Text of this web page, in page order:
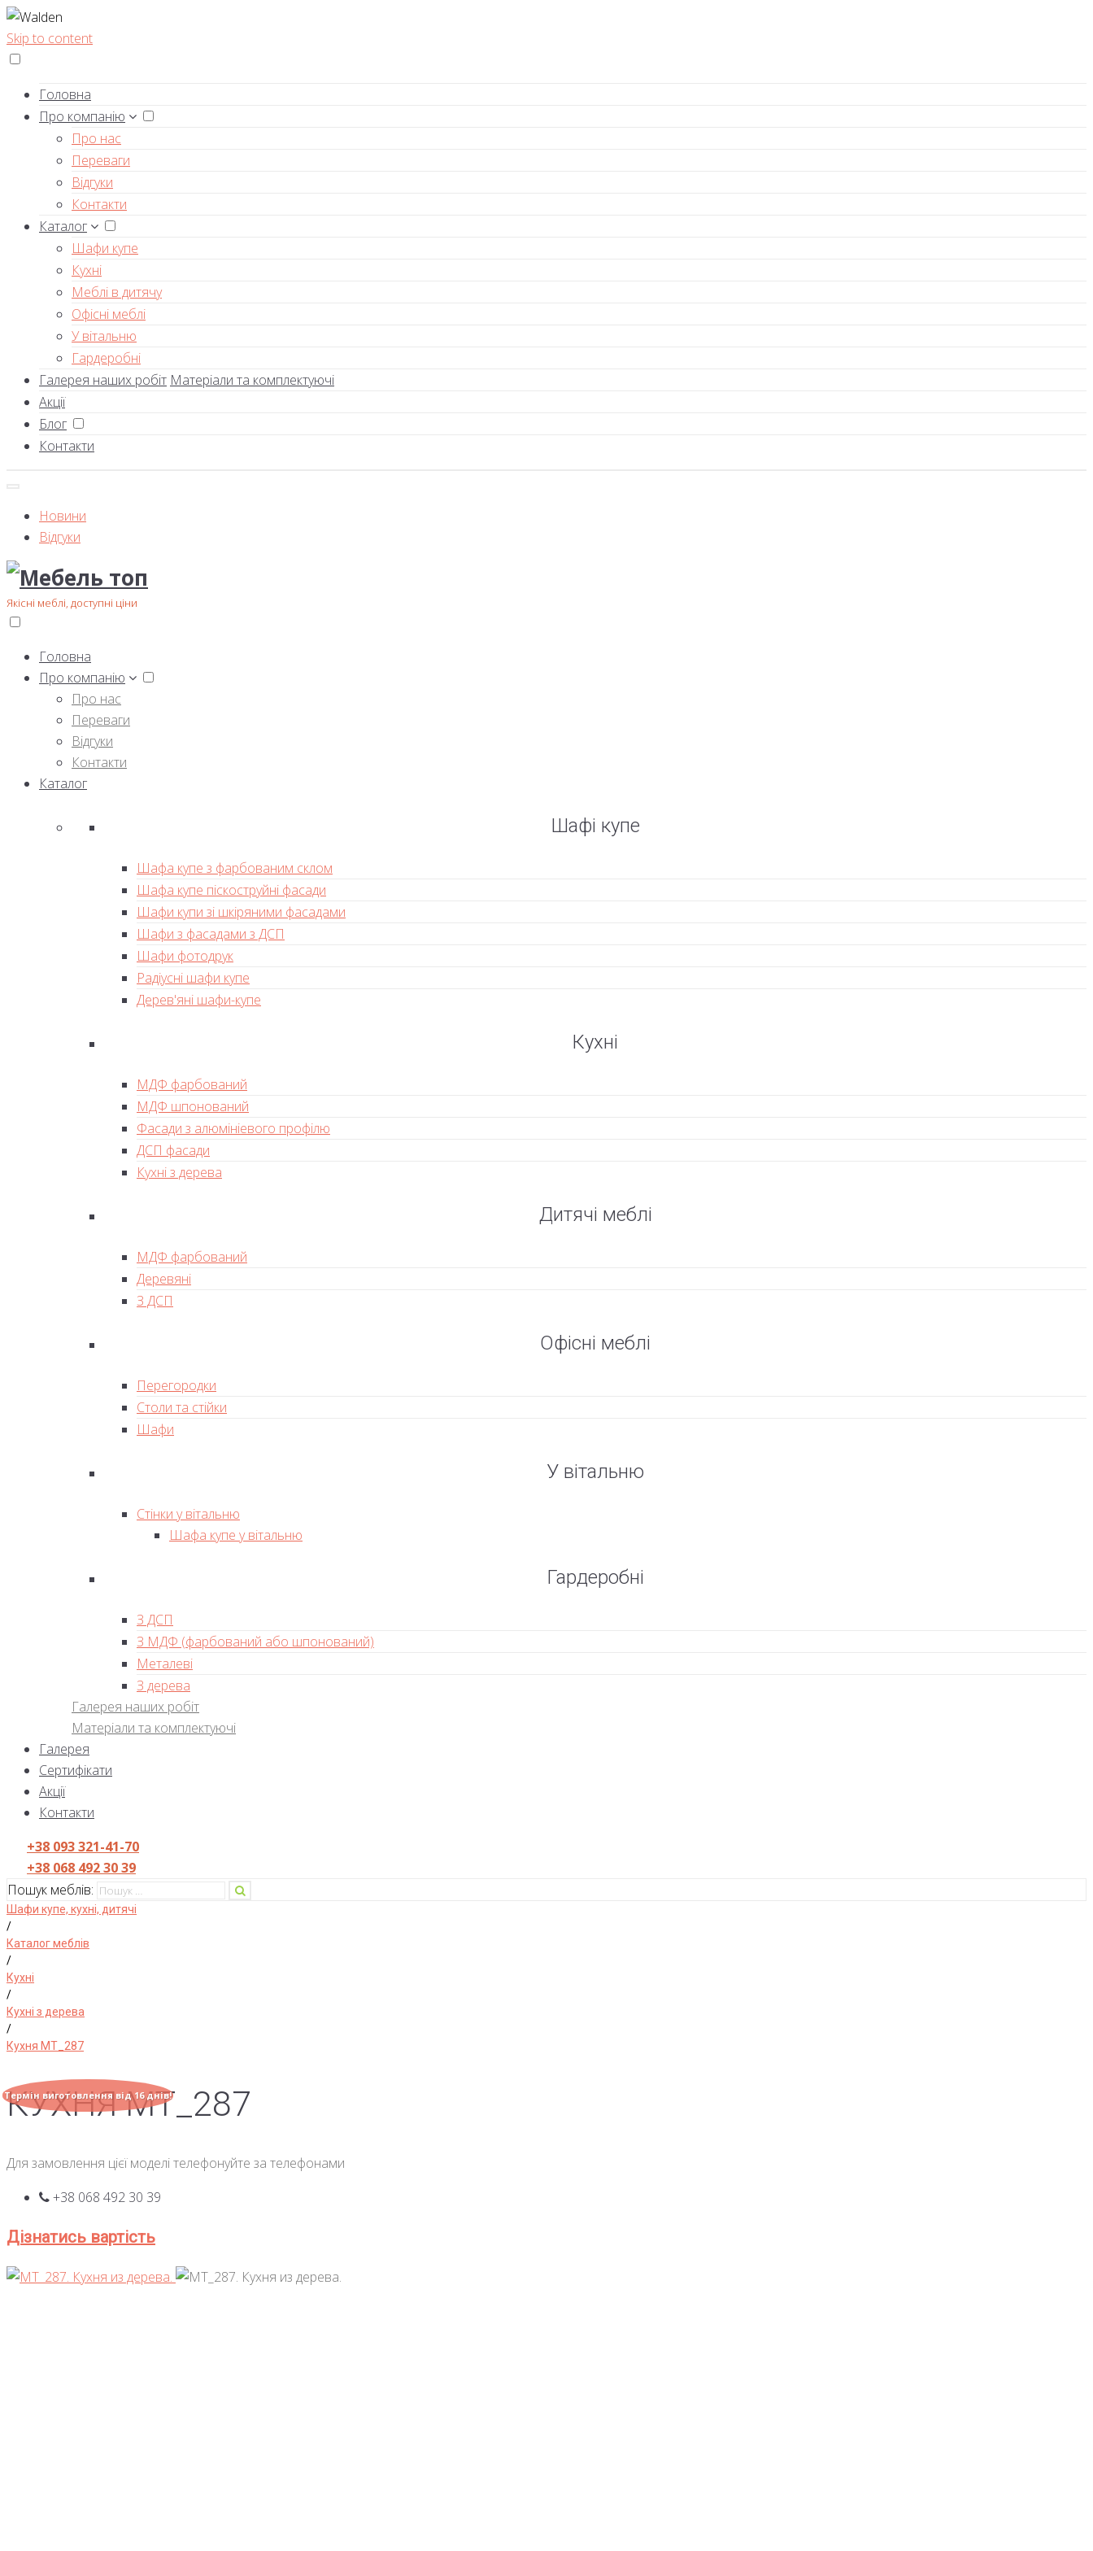
Skip to content
Головна
Про компанію
Про нас
Переваги
Відгуки
Контакти
Каталог
Шафи купе
Кухні
Меблі в дитячу
Офісні меблі
У вітальню
Гардеробні
Галерея наших робіт Матеріали та комплектуючі
Акції
Блог
Контакти
Новини
Відгуки
Якісні меблі, доступні ціни
Головна
Про компанію
Про нас
Переваги
Відгуки
Контакти
Каталог
Шафі купе
Шафа купе з фарбованим склом
Шафа купе піскоструйні фасади
Шафи купи зі шкіряними фасадами
Шафи з фасадами з ДСП
Шафи фотодрук
Радіусні шафи купе
Дерев'яні шафи-купе
Кухні
МДФ фарбований
МДФ шпонований
Фасади з алюмініевого профілю
ДСП фасади
Кухні з дерева
Дитячі меблі
МДФ фарбований
Деревяні
З ДСП
Офісні меблі
Перегородки
Столи та стійки
Шафи
У вітальню
Стінки у вітальню
Шафа купе у вітальню
Гардеробні
З ДСП
З МДФ (фарбований або шпонований)
Металеві
З дерева
Галерея наших робіт
Матеріали та комплектуючі
Галерея
Сертифікати
Акції
Контакти
+38 093 321-41-70
+38 068 492 30 39
Пошук меблів:
Шафи купе, кухні, дитячі
/
Каталог меблів
/
Кухні
/
Кухні з дерева
/
Кухня МТ_287
КУХНЯ МТ_287
Для замовлення цієї моделі телефонуйте за телефонами
+38 068 492 30 39
Дізнатись вартість
Термін виготовлення від 16 днів!